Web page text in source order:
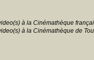
à la Cinémathèque
à la Cinémathèque de